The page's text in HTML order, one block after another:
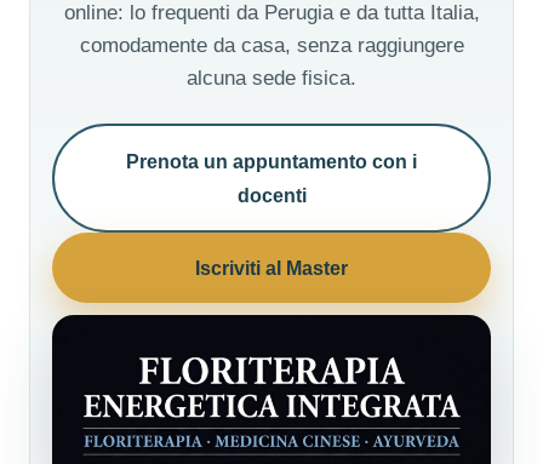
online: lo frequenti da Perugia e da tutta Italia,
comodamente da casa, senza raggiungere
alcuna sede fisica.
Prenota un appuntamento con i
docenti
Iscriviti al Master